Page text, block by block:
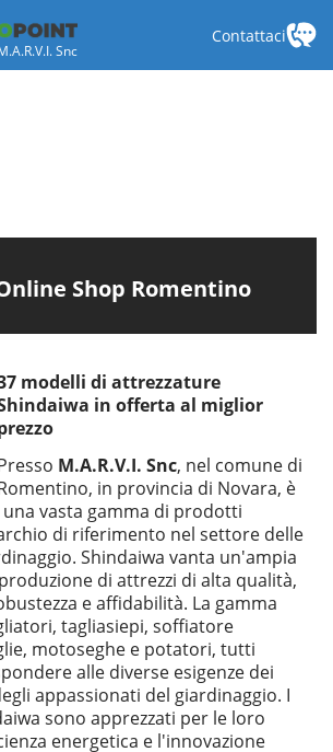
Snc
Contattaci
Shop Romentino
modelli di attrezzature
in offerta al miglior
M.A.R.V.I. Snc, nel comune di
in provincia di Novara, è
vasta gamma di prodotti
di riferimento nel settore delle
Shindaiwa vanta un'ampia
di attrezzi di alta qualità,
e affidabilità. La gamma
tagliasiepi, soffiatore
motoseghe e potatori, tutti
alle diverse esigenze dei
appassionati del giardinaggio. I
sono apprezzati per le loro
energetica e l'innovazione